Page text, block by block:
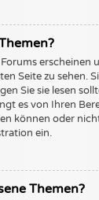
erscheinen
Seite zu sehen.
Sie sie lesen
es von Ihren
können oder
ein.
Themen?